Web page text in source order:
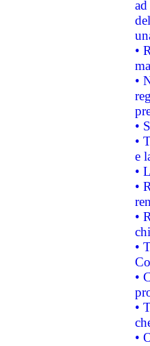
•
•
•
•
e
•
•
•
•
•
•
•